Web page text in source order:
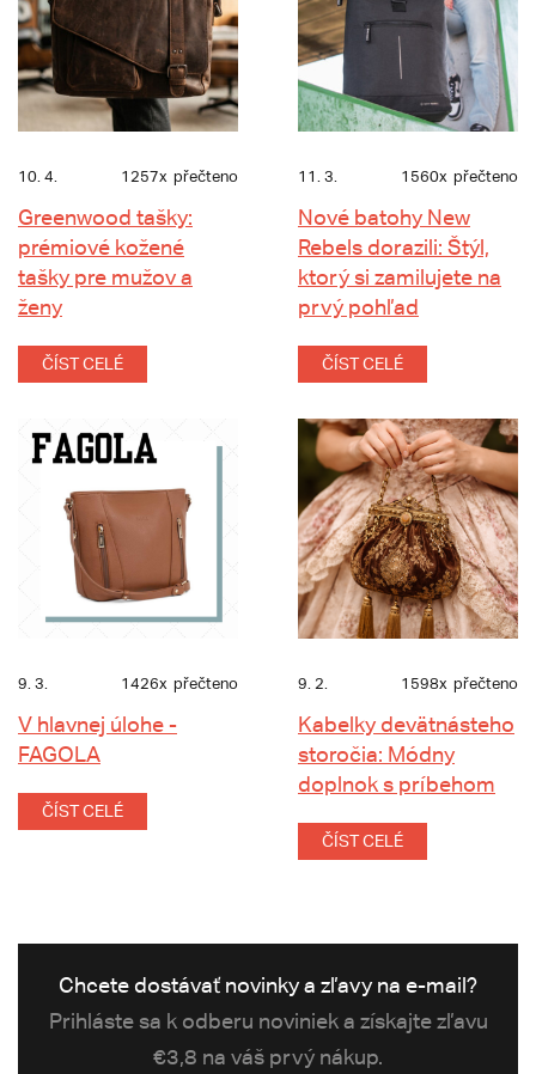
10. 4. 1257x přečteno
Greenwood tašky:
prémiové kožené
tašky pre mužov a
ženy
ČÍST CELÉ
11. 3. 1560x přečteno
Nové batohy New
Rebels dorazili: Štýl,
ktorý si zamilujete na
prvý pohľad
ČÍST CELÉ
9. 3. 1426x přečteno
V hlavnej úlohe -
FAGOLA
ČÍST CELÉ
9. 2. 1598x přečteno
Kabelky devätnásteho
storočia: Módny
doplnok s príbehom
ČÍST CELÉ
Chcete dostávať novinky a zľavy na e-mail?
Prihláste sa k odberu noviniek a získajte zľavu
€3,8 na váš prvý nákup.